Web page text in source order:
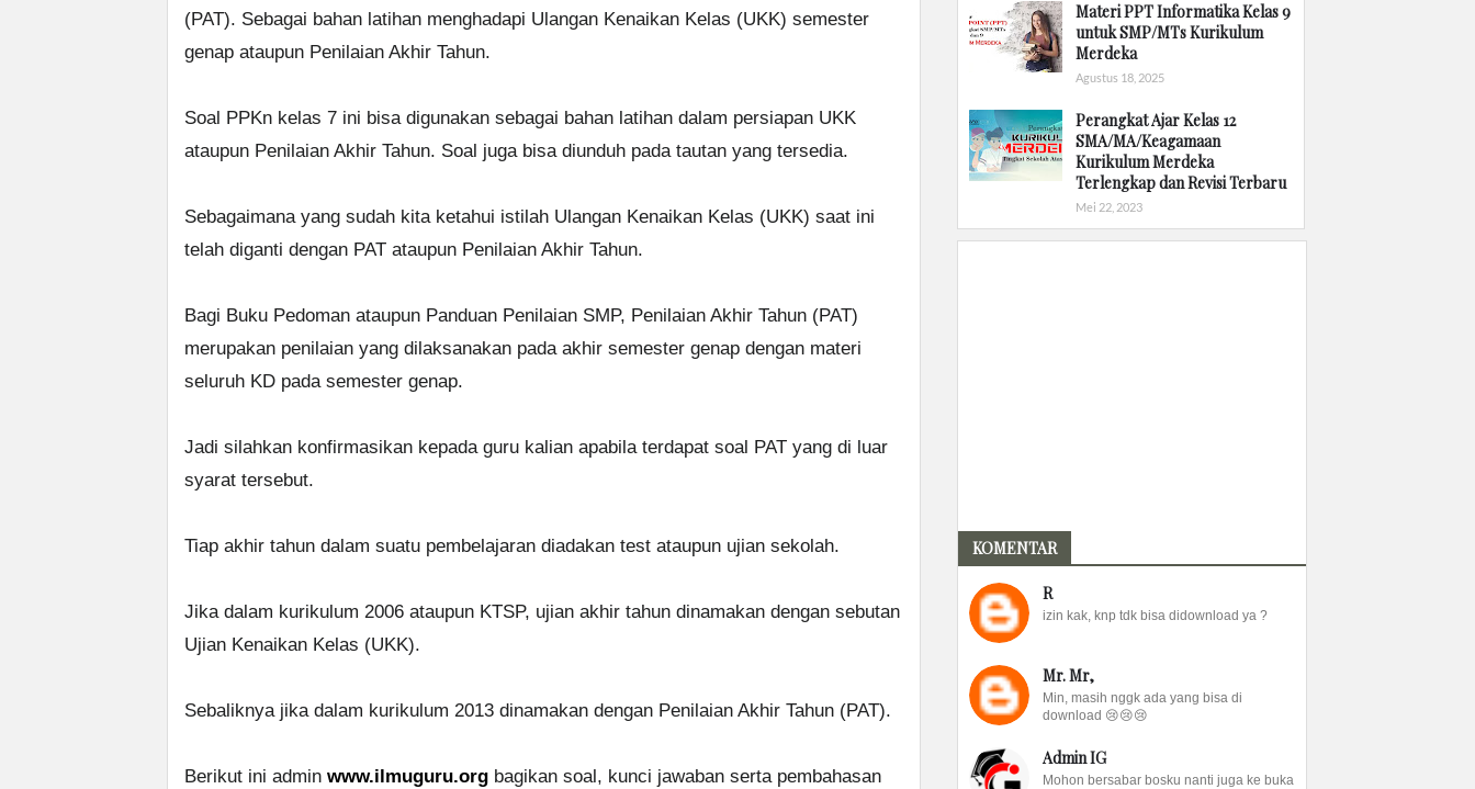
(PAT). Sebagai bahan latihan menghadapi Ulangan Kenaikan Kelas (UKK) semester
genap ataupun Penilaian Akhir Tahun.
Soal PPKn kelas 7 ini bisa digunakan sebagai bahan latihan dalam persiapan UKK
ataupun Penilaian Akhir Tahun. Soal juga bisa diunduh pada tautan yang tersedia.
Sebagaimana yang sudah kita ketahui istilah Ulangan Kenaikan Kelas (UKK) saat ini
telah diganti dengan PAT ataupun Penilaian Akhir Tahun.
Bagi Buku Pedoman ataupun Panduan Penilaian SMP, Penilaian Akhir Tahun (PAT)
merupakan penilaian yang dilaksanakan pada akhir semester genap dengan materi
seluruh KD pada semester genap.
Jadi silahkan konfirmasikan kepada guru kalian apabila terdapat soal PAT yang di luar
syarat tersebut.
Tiap akhir tahun dalam suatu pembelajaran diadakan test ataupun ujian sekolah.
Jika dalam kurikulum 2006 ataupun KTSP, ujian akhir tahun dinamakan dengan sebutan
Ujian Kenaikan Kelas (UKK).
Sebaliknya jika dalam kurikulum 2013 dinamakan dengan Penilaian Akhir Tahun (PAT).
Berikut ini admin www.ilmuguru.org bagikan soal, kunci jawaban serta pembahasan
Materi PPT Informatika Kelas 9
untuk SMP/MTs Kurikulum
Merdeka
Agustus 18, 2025
Perangkat Ajar Kelas 12
SMA/MA/Keagamaan
Kurikulum Merdeka
Terlengkap dan Revisi Terbaru
Mei 22, 2023
KOMENTAR
R
izin kak, knp tdk bisa didownload ya ?
Mr. Mr,
Min, masih nggk ada yang bisa di
download 😢😢😢
Admin IG
Mohon bersabar bosku nanti juga ke buka